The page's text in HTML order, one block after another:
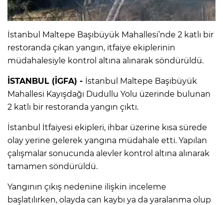
İstanbul Maltepe Başıbüyük Mahallesi’nde 2 katlı bir
restoranda çıkan yangın, itfaiye ekiplerinin
müdahalesiyle kontrol altına alınarak söndürüldü.
İSTANBUL (İGFA) - İstanbul Maltepe Başıbüyük
Mahallesi Kayışdağı Dudullu Yolu üzerinde bulunan
2 katlı bir restoranda yangın çıktı.
İstanbul İtfaiyesi ekipleri, ihbar üzerine kısa sürede
olay yerine gelerek yangına müdahale etti. Yapılan
çalışmalar sonucunda alevler kontrol altına alınarak
tamamen söndürüldü.
Yangının çıkış nedenine ilişkin inceleme
başlatılırken, olayda can kaybı ya da yaralanma olup